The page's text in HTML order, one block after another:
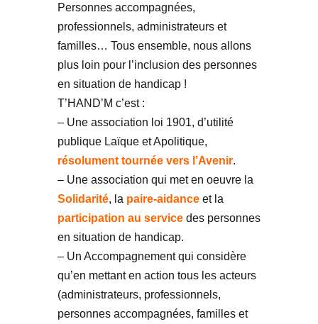
Personnes accompagnées,
professionnels, administrateurs et
familles… Tous ensemble, nous allons
plus loin pour l’inclusion des personnes
en situation de handicap !
T’HAND’M c’est :
– Une association loi 1901, d’utilité
publique Laïque et Apolitique,
résolument tournée vers l’Avenir.
– Une association qui met en oeuvre la
Solidarité, la paire-aidance et la
participation au service des personnes
en situation de handicap.
– Un Accompagnement qui considère
qu’en mettant en action tous les acteurs
(administrateurs, professionnels,
personnes accompagnées, familles et